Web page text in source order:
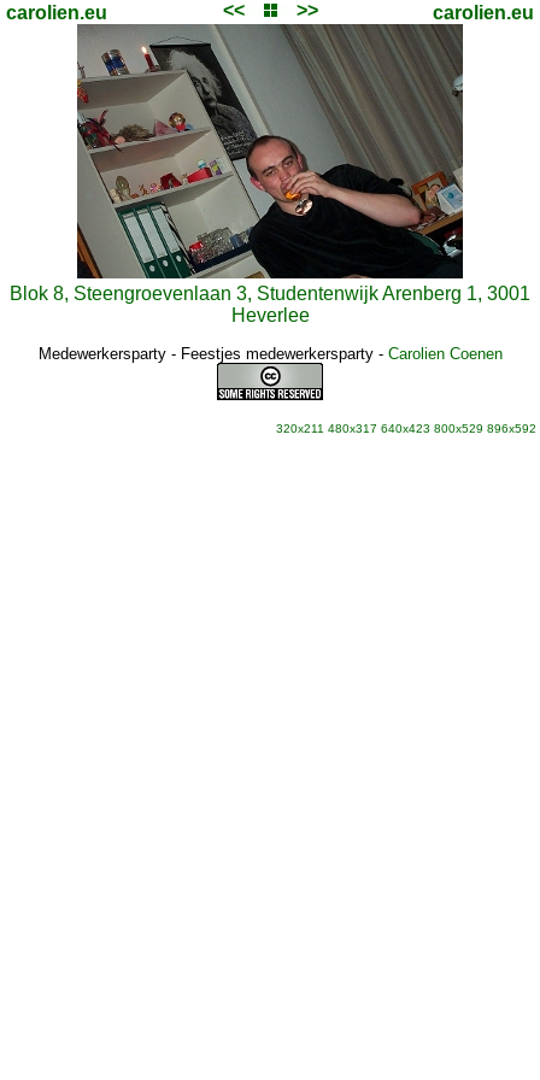
carolien.eu << >> carolien.eu
Blok 8, Steengroevenlaan 3, Studentenwijk Arenberg 1, 3001
Heverlee
Medewerkersparty - Feestjes medewerkersparty- Carolien Coenen
320x211 480x317 640x423 800x529 896x592